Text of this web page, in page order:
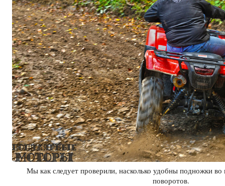
Мы как следует проверили, насколько удобны подножки
поворотов.